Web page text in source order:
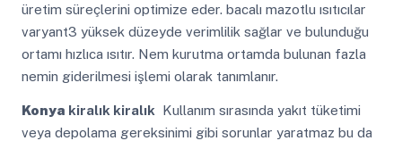
üretim süreçlerini optimize eder. bacalı mazotlu ısıtıcılar
varyant3 yüksek düzeyde verimlilik sağlar ve bulunduğu
ortamı hızlıca ısıtır. Nem kurutma ortamda bulunan fazla
nemin giderilmesi işlemi olarak tanımlanır.
Konya kiralık kiralık Kullanım sırasında yakıt tüketimi
veya depolama gereksinimi gibi sorunlar yaratmaz bu da